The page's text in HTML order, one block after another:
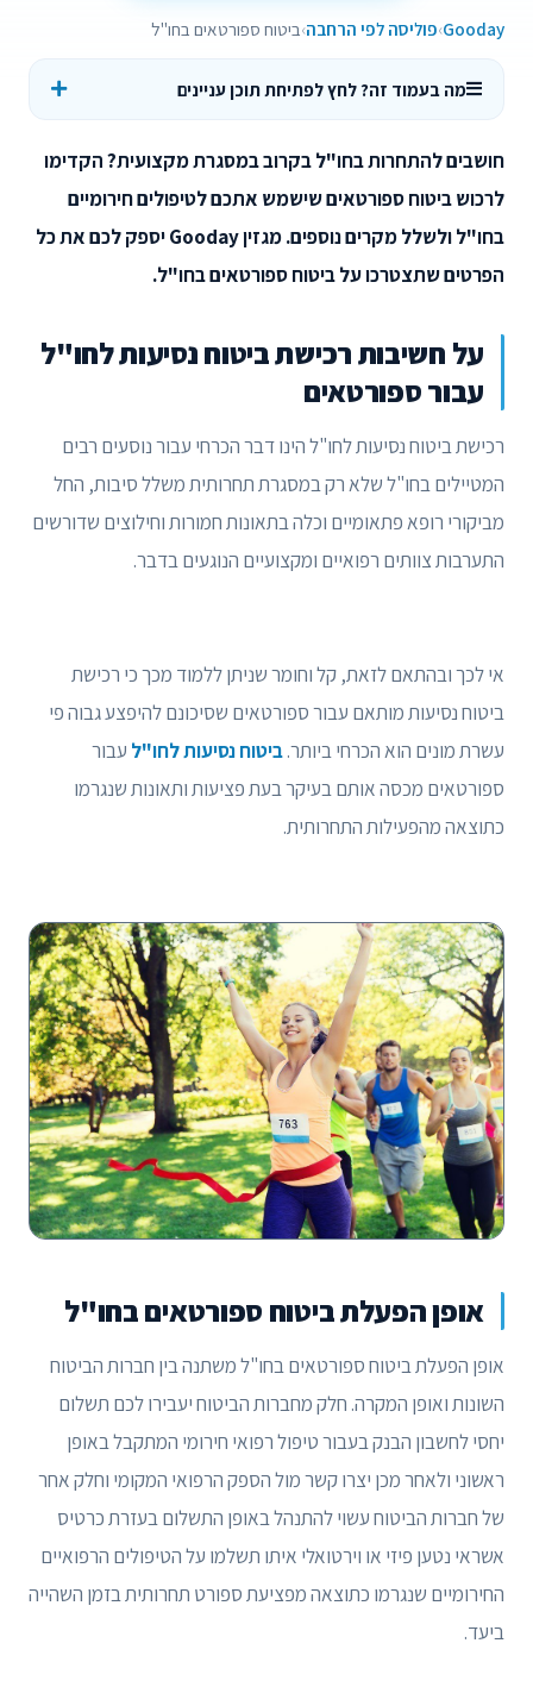
Gooday פוליסה לפי הרחבה ביטוח ספורטאים בחו"ל
מה בעמוד זה? לחץ לפתיחת תוכן עניינים
חושבים להתחרות בחו"ל בקרוב במסגרת מקצועית? הקדימו
לרכוש ביטוח ספורטאים שישמש אתכם לטיפולים חירומיים
בחו"ל ולשלל מקרים נוספים. מגזין Gooday יספק לכם את כל
הפרטים שתצטרכו על ביטוח ספורטאים בחו"ל.
על חשיבות רכישת ביטוח נסיעות לחו"ל
עבור ספורטאים
רכישת ביטוח נסיעות לחו"ל הינו דבר הכרחי עבור נוסעים רבים
המטיילים בחו"ל שלא רק במסגרת תחרותית משלל סיבות, החל
מביקורי רופא פתאומיים וכלה בתאונות חמורות וחילוצים שדורשים
התערבות צוותים רפואיים ומקצועיים הנוגעים בדבר.
אי לכך ובהתאם לזאת, קל וחומר שניתן ללמוד מכך כי רכישת
ביטוח נסיעות מותאם עבור ספורטאים שסיכונם להיפצע גבוה פי
עשרת מונים הוא הכרחי ביותר.ביטוח נסיעות לחו"ל עבור
ספורטאים מכסה אותם בעיקר בעת פציעות ותאונות שנגרמו
כתוצאה מהפעילות התחרותית.
אופן הפעלת ביטוח ספורטאים בחו"ל
אופן הפעלת ביטוח ספורטאים בחו"ל משתנה בין חברות הביטוח
השונות ואופן המקרה. חלק מחברות הביטוח יעבירו לכם תשלום
יחסי לחשבון הבנק בעבור טיפול רפואי חירומי המתקבל באופן
ראשוני ולאחר מכן יצרו קשר מול הספק הרפואי המקומי וחלק אחר
של חברות הביטוח עשוי להתנהל באופן התשלום בעזרת כרטיס
אשראי נטען פיזי או וירטואלי איתו תשלמו על הטיפולים הרפואיים
החירומיים שנגרמו כתוצאה מפציעת ספורט תחרותית בזמן השהייה
ביעד.